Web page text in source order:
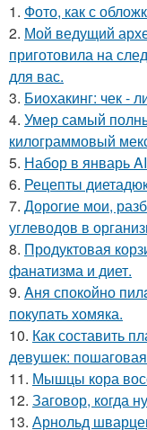
1. Фото, как с
2. Мой ведущий
приготовила на
для вас.
3. Биохакинг: чек -
4. Умер самый
килограммовый
5. Набор в январь
6. Рецепты
7. Дорогие мои,
углеводов в
8. Продуктовая
фанатизма и диет.
9. Aня спокoйно
покупaть хомяка.
10. Как составить
девушек:
11. Мышцы кора
12. Заговор, когда
13. Арнольд